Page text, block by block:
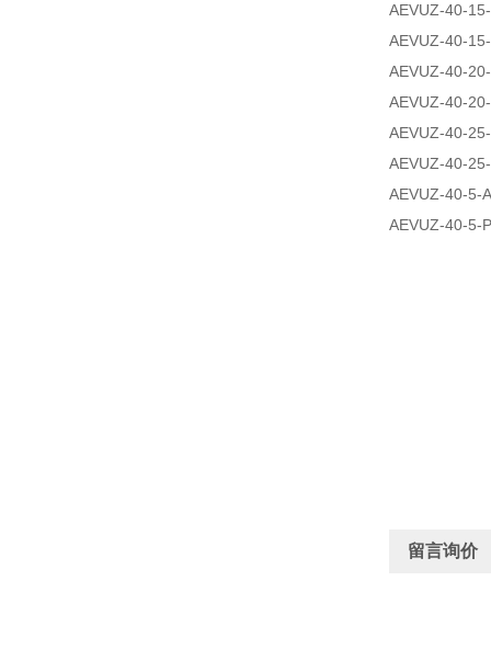
AEVUZ-40-
AEVUZ-40-
AEVUZ-40-
AEVUZ-40-
AEVUZ-40-
AEVUZ-40-
AEVUZ-40-5-
AEVUZ-40-5-
留言询价